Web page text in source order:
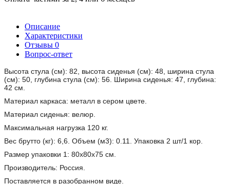
Описание
Характеристики
Отзывы 0
Вопрос-ответ
Высота стула (см): 82, высота сиденья (см): 48, ширина стула
(см): 50, глубина стула (см): 56. Ширина сиденья: 47, глубина:
42 см.
Материал каркаса: металл в сером цвете.
Материал сиденья: велюр.
Максимальная нагрузка 120 кг.
Вес брутто (кг): 6,6. Объем (м3): 0.11. Упаковка 2 шт/1 кор.
Размер упаковки 1: 80x80x75 см.
Производитель: Россия.
Поставляется в разобранном виде.